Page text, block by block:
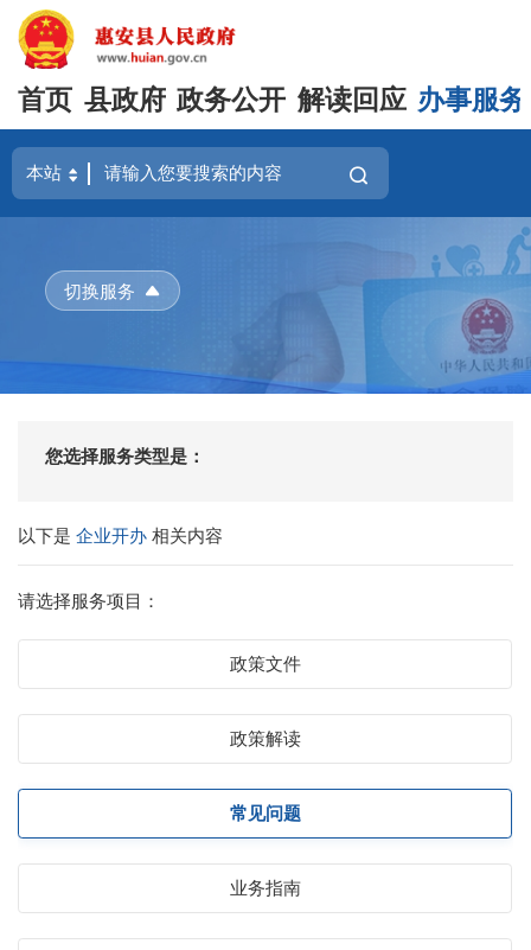
首页 县政府 政务公开 解读回应 办事服务
切换服务
您选择服务类型是：
以下是企业开办相关内容
请选择服务项目：
政策文件
政策解读
常见问题
业务指南